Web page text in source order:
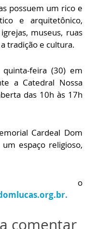
possuem um rico e
e arquitetônico,
museus, ruas
tradição e cultura.
feira (30) em
a Catedral Nossa
das 10h às 17h
Cardeal Dom
espaço religioso,
o
comentar